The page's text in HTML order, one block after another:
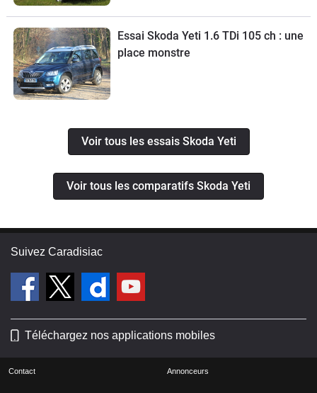
Essai Skoda Yeti 1.6 TDi 105 ch : une
place monstre
Voir tous les essais Skoda Yeti
Voir tous les comparatifs Skoda Yeti
Suivez Caradisiac
Téléchargez nos applications mobiles
Contact Annonceurs